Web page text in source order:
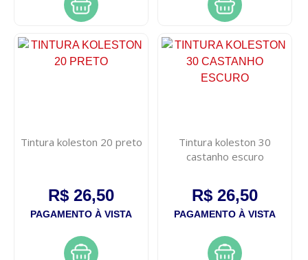
Tintura koleston 20 preto
R$ 26,50
PAGAMENTO À VISTA
Tintura koleston 30
castanho escuro
R$ 26,50
PAGAMENTO À VISTA